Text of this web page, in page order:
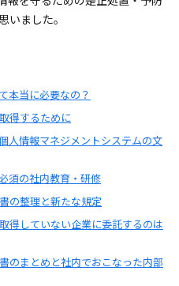
いました。
本当に必要なの？
得するために
人情報マネジメントシステムの文
須の社内教育・研修
の整理と新たな規定
得していない企業に委託するのは
のまとめと社内でおこなった内部